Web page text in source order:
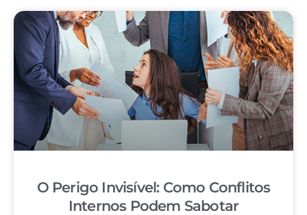
O Perigo Invisível: Como Conflitos
Internos Podem Sabotar